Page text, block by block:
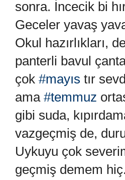
sonra. İncecik bi
Geceler yavaş
Okul hazırlıkları,
panterli bavul
çok #mayıs tır
ama #temmuz
gibi suda,
vazgeçmiş de,
Uykuyu çok
geçmiş demem